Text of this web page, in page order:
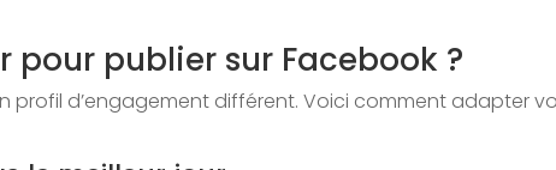
pour publier sur Facebook ?
profil d’engagement différent. Voici comment adapter